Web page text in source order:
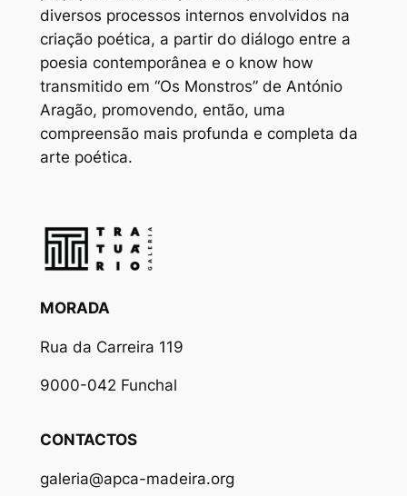
diversos processos internos envolvidos na
criação poética, a partir do diálogo entre a
poesia contemporânea e o know how
transmitido em “Os Monstros” de António
Aragão, promovendo, então, uma
compreensão mais profunda e completa da
arte poética.
MORADA
Rua da Carreira 119
9000-042 Funchal
CONTACTOS
galeria@apca-madeira.org